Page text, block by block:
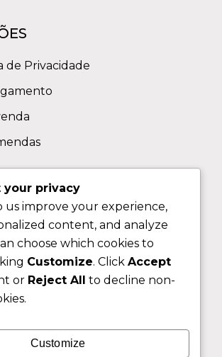
de Privacidade
Frequentes)
your privacy
us improve your experience,
content, and analyze
choose which cookies to
Customize. Click Accept
or Reject All to decline non-
Customize